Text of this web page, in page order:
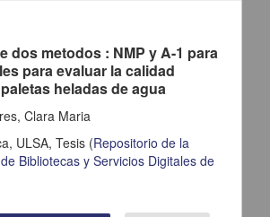
dos metodos : NMP y A-1 para
para evaluar la calidad
heladas de agua
Clara Maria
ULSA, Tesis (Repositorio de la
Bibliotecas y Servicios Digitales de